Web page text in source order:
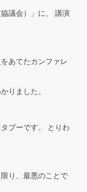
議会）」に、 講演
あてたカンファレ
りました。
ブーです。 とりわ
り、最悪のことで